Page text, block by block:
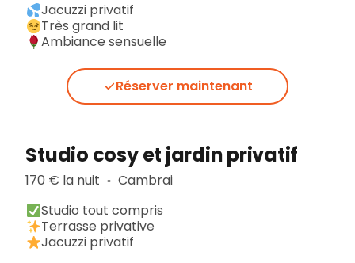
Jacuzzi privatif
Très grand lit
Ambiance sensuelle
Réserver maintenant
Studio cosy et jardin privatif
170 € la nuit ▪︎ Cambrai
Studio tout compris
Terrasse privative
Jacuzzi privatif